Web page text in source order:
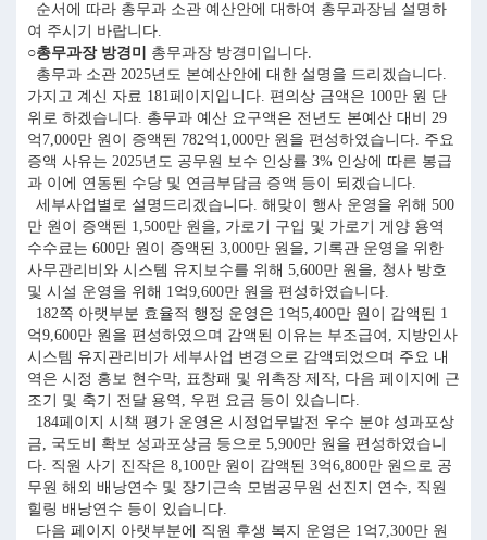
순서에 따라 총무과 소관 예산안에 대하여 총무과장님 설명하
여 주시기 바랍니다.
○총무과장 방경미
총무과장 방경미입니다.
총무과 소관 2025년도 본예산안에 대한 설명을 드리겠습니다.
가지고 계신 자료 181페이지입니다. 편의상 금액은 100만 원 단
위로 하겠습니다. 총무과 예산 요구액은 전년도 본예산 대비 29
억7,000만 원이 증액된 782억1,000만 원을 편성하였습니다. 주요
증액 사유는 2025년도 공무원 보수 인상률 3% 인상에 따른 봉급
과 이에 연동된 수당 및 연금부담금 증액 등이 되겠습니다.
세부사업별로 설명드리겠습니다. 해맞이 행사 운영을 위해 500
만 원이 증액된 1,500만 원을, 가로기 구입 및 가로기 게양 용역
수수료는 600만 원이 증액된 3,000만 원을, 기록관 운영을 위한
사무관리비와 시스템 유지보수를 위해 5,600만 원을, 청사 방호
및 시설 운영을 위해 1억9,600만 원을 편성하였습니다.
182쪽 아랫부분 효율적 행정 운영은 1억5,400만 원이 감액된 1
억9,600만 원을 편성하였으며 감액된 이유는 부조급여, 지방인사
시스템 유지관리비가 세부사업 변경으로 감액되었으며 주요 내
역은 시정 홍보 현수막, 표창패 및 위촉장 제작, 다음 페이지에 근
조기 및 축기 전달 용역, 우편 요금 등이 있습니다.
184페이지 시책 평가 운영은 시정업무발전 우수 분야 성과포상
금, 국도비 확보 성과포상금 등으로 5,900만 원을 편성하였습니
다. 직원 사기 진작은 8,100만 원이 감액된 3억6,800만 원으로 공
무원 해외 배낭연수 및 장기근속 모범공무원 선진지 연수, 직원
힐링 배낭연수 등이 있습니다.
다음 페이지 아랫부분에 직원 후생 복지 운영은 1억7,300만 원